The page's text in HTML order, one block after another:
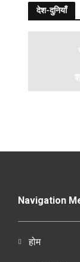
देश-दुनियाँ
Navigation
होम